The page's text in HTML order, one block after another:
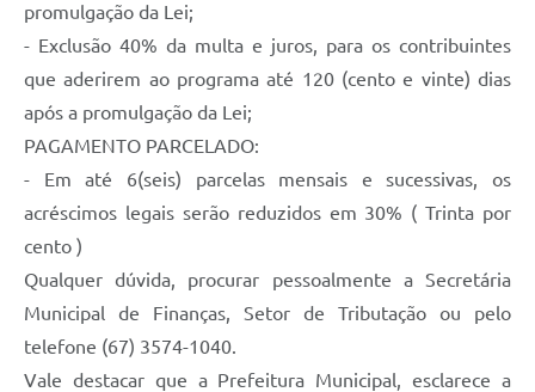
promulgação da Lei;
- Exclusão 40% da multa e juros, para os contribuintes
que aderirem ao programa até 120 (cento e vinte) dias
após a promulgação da Lei;
PAGAMENTO PARCELADO:
- Em até 6(seis) parcelas mensais e sucessivas, os
acréscimos legais serão reduzidos em 30% ( Trinta por
cento )
Qualquer dúvida, procurar pessoalmente a Secretária
Municipal de Finanças, Setor de Tributação ou pelo
telefone (67) 3574-1040.
Vale destacar que a Prefeitura Municipal, esclarece a